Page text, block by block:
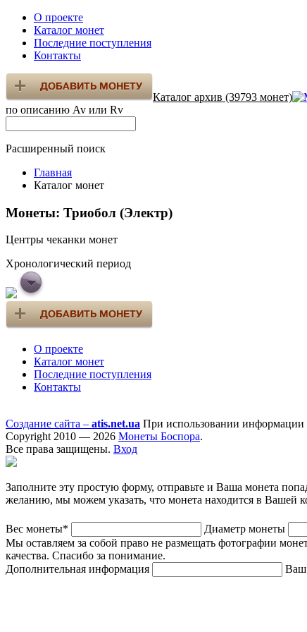
О проекте
Каталог монет
Последние поступления
Контакты
Каталог архив (39793 монет)
по описанию Av или Rv
Расширенный поиск
Главная
Каталог монет
Монеты: Триобол (Электр)
Центры чеканки монет
Хронологический период
О проекте
Каталог монет
Последние поступления
Контакты
Создание сайта – atis.net.ua При использовании информации
Copyright 2010 — 2026 Монеты Боспора.
Все права защищены. Вход
Заполните эту простую форму, отправьте и Ваша монета
желанию, мы можем указать, что монета находится в Вашей
Вес монеты* Диаметр монеты
Мы оставляем за собой право не размещать фотографии
качества. Спасибо за понимание.
Дополнительная информация
Ваш